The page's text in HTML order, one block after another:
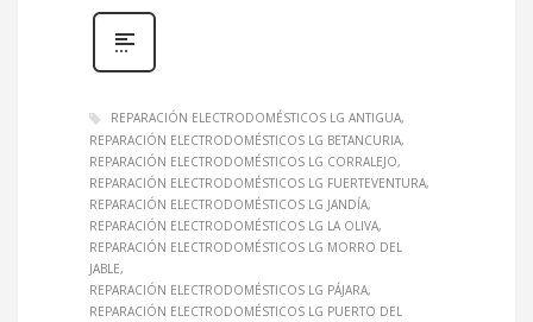
REPARACIÓN ELECTRODOMÉSTICOS LG ANTIGUA
REPARACIÓN ELECTRODOMÉSTICOS LG BETANCURIA
REPARACIÓN ELECTRODOMÉSTICOS LG CORRALEJO
REPARACIÓN ELECTRODOMÉSTICOS LG FUERTEVENTURA
REPARACIÓN ELECTRODOMÉSTICOS LG JANDÍA
REPARACIÓN ELECTRODOMÉSTICOS LG LA OLIVA
REPARACIÓN ELECTRODOMÉSTICOS LG MORRO DEL
JABLE
REPARACIÓN ELECTRODOMÉSTICOS LG PÁJARA
REPARACIÓN ELECTRODOMÉSTICOS LG PUERTO DEL